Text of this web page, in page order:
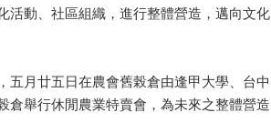
活動、社區組織，進行整體營造，邁向文化
五月廿五日在農會舊榖倉由逢甲大學、台中
倉舉行休閒農業特賣會，為未來之整體營造